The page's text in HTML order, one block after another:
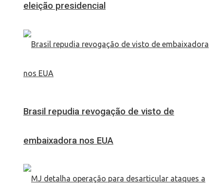
eleição presidencial
Brasil repudia revogação de visto de
embaixadora nos EUA